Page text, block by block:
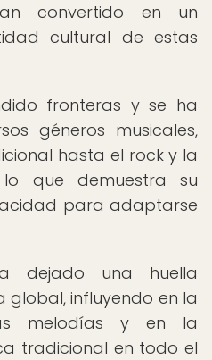
convertido en un
cultural de estas
fronteras y se ha
géneros musicales,
hasta el rock y la
lo que demuestra su
para adaptarse
dejado una huella
global, influyendo en la
melodías y en la
tradicional en todo el